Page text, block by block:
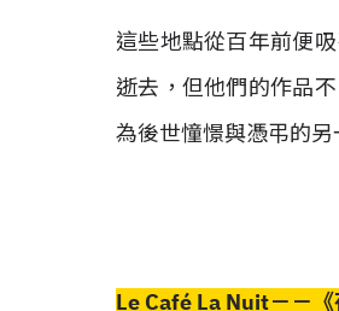
這些地點從百年前便
逝去，但他們的作品
為後世憧憬與憑弔的另
Le Café La Nuit－－